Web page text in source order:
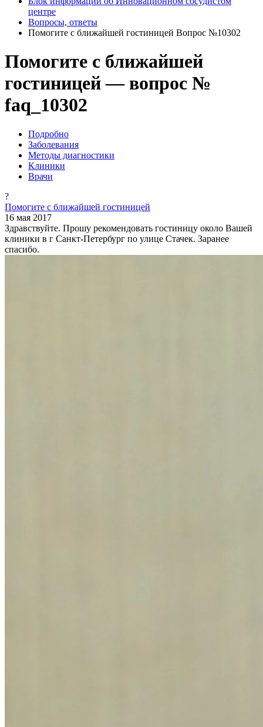
центре
Вопросы, ответы
Помогите с ближайшей гостиницей Вопрос №10302
Помогите с ближайшей
гостиницей — вопрос №
faq_10302
Подробно
Заболевания
Методы диагностики
Клиники
Врачи
?
Помогите с ближайшей гостиницей
16 мая 2017
Здравствуйте. Прошу рекомендовать гостиницу около Вашей
клиники в г Санкт-Петербург по улице Стачек. Заранее
спасибо.